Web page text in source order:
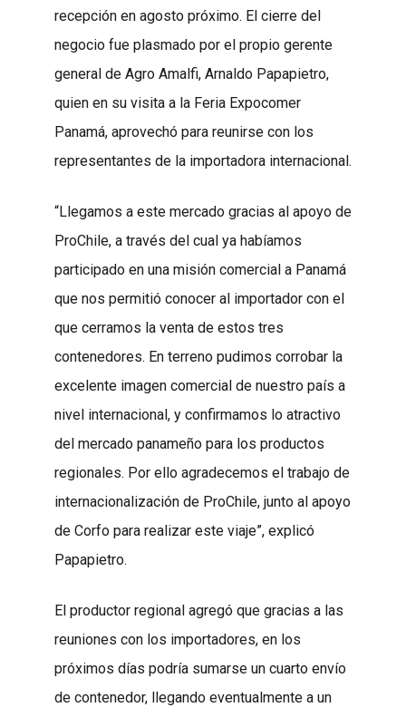
recepción en agosto próximo. El cierre del
negocio fue plasmado por el propio gerente
general de Agro Amalfi, Arnaldo Papapietro,
quien en su visita a la Feria Expocomer
Panamá, aprovechó para reunirse con los
representantes de la importadora internacional.
“Llegamos a este mercado gracias al apoyo de
ProChile, a través del cual ya habíamos
participado en una misión comercial a Panamá
que nos permitió conocer al importador con el
que cerramos la venta de estos tres
contenedores. En terreno pudimos corrobar la
excelente imagen comercial de nuestro país a
nivel internacional, y confirmamos lo atractivo
del mercado panameño para los productos
regionales. Por ello agradecemos el trabajo de
internacionalización de ProChile, junto al apoyo
de Corfo para realizar este viaje”, explicó
Papapietro.
El productor regional agregó que gracias a las
reuniones con los importadores, en los
próximos días podría sumarse un cuarto envío
de contenedor, llegando eventualmente a un